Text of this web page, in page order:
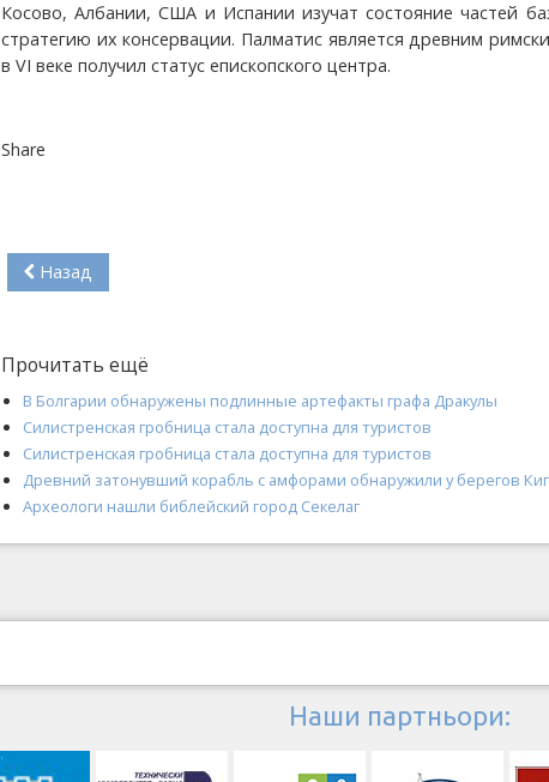
Косово, Албании, США и Испании изучат состояние частей
стратегию их консервации. Палматис является древним
в VI веке получил статус епископского центра.
Share
Назад
Прочитать ещё
В Болгарии обнаружены подлинные артефакты графа Дракулы
Силистренская гробница стала доступна для туристов
Силистренская гробница стала доступна для туристов
Древний затонувший корабль с амфорами обнаружили у берегов
Археологи нашли библейский город Секелаг
Наши партньори: